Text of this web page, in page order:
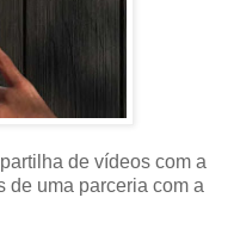
de vídeos com a
de uma parceria com a